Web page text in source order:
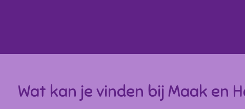
Wat kan je vinden bij Maak en